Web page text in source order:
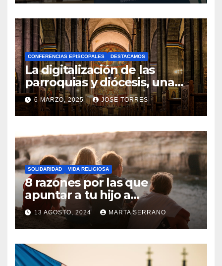
N
O
H
A
Y
C
O
M
N
T
A
R
I
O
S
CONFERENCIAS EPISCOPALES DESTACAMOS
La digitalización de las
parroquias y diócesis, una
realidad ya para el futuro de
la Iglesia
6 MARZO, 2025 JOSE TORRES
N
O
H
A
Y
SOLIDARIDAD VIDA RELIGIOSA
8 razones por las que
apuntar a tu hijo a
Catequesis
13 AGOSTO, 2024 MARTA SERRANO
N
O